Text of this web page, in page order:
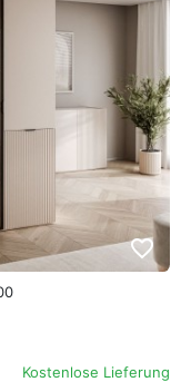
favorite_border
Kostenlose Lieferung